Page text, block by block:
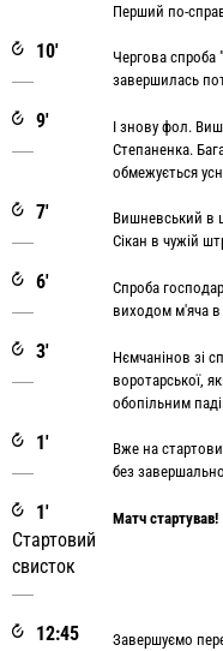
Перший по-
10'
Чергова спроба
завершилась
9'
І знову фол.
Степаненка.
обмежується
7'
Вишневський в
Сікан в чужій
6'
Спроба
виходом м'яча в
3'
Нємчанінов зі
воротарської,
обопільним
1'
Вже на
без
1'
Стартовий
свисток
Матч стартував!
12:45
Завершуємо